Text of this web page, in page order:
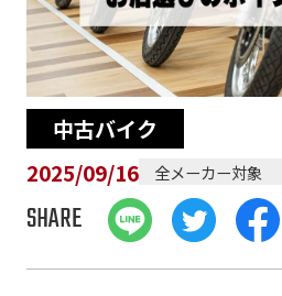
中古バイク
2025/09/16
全メーカー対象
SHARE